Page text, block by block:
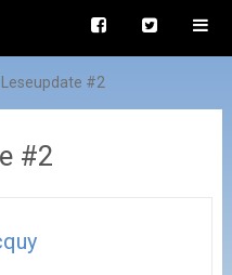
Leseupdate #2
#2